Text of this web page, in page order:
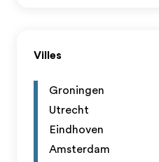
Villes
Groningen
Utrecht
Eindhoven
Amsterdam